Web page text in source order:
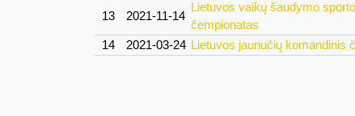
13 2021-11-14
Lietuvos vaikų šaudymo
čempionatas
14 2021-03-24 Lietuvos jaunučių komandinis